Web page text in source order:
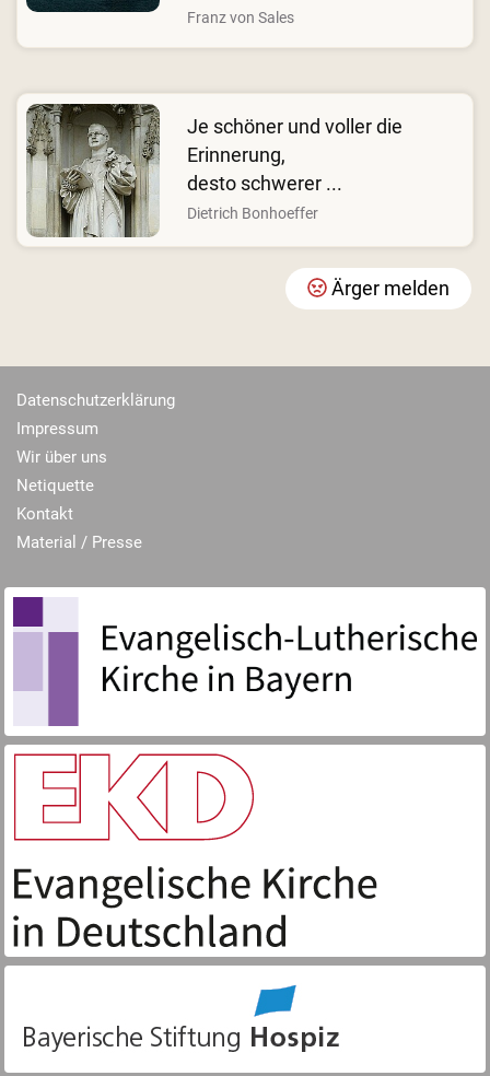
Franz von Sales
Je schöner und voller die
Erinnerung,
desto schwerer ...
Dietrich Bonhoeffer
Ärger melden
Datenschutzerklärung
Impressum
Wir über uns
Netiquette
Kontakt
Material / Presse